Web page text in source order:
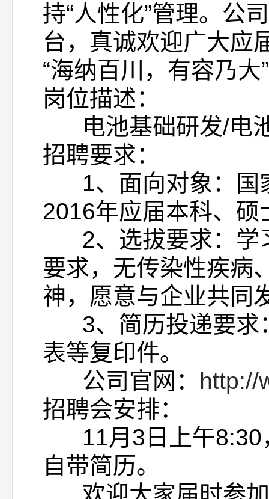
持“人性化”管理。公
台，真诚欢迎广大应
“海纳百川，有容乃
岗位描述：
电池基础研发/电
招聘要求：
1、面向对象：国
2016年应届本科、硕
2、选拔要求：学
要求，无传染性疾病
神，愿意与企业共同
3、简历投递要求
表等复印件。
公司官网： http://
招聘会安排：
11月3日上午8:30
自带简历。